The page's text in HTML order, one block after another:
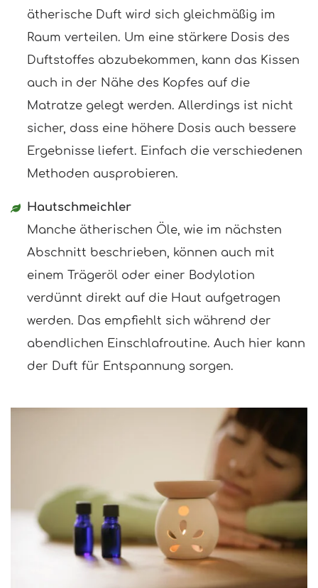
ätherische Duft wird sich gleichmäßig im
Raum verteilen. Um eine stärkere Dosis des
Duftstoffes abzubekommen, kann das Kissen
auch in der Nähe des Kopfes auf die
Matratze gelegt werden. Allerdings ist nicht
sicher, dass eine höhere Dosis auch bessere
Ergebnisse liefert. Einfach die verschiedenen
Methoden ausprobieren.
Hautschmeichler
Manche ätherischen Öle, wie im nächsten
Abschnitt beschrieben, können auch mit
einem Trägeröl oder einer Bodylotion
verdünnt direkt auf die Haut aufgetragen
werden. Das empfiehlt sich während der
abendlichen Einschlafroutine. Auch hier kann
der Duft für Entspannung sorgen.